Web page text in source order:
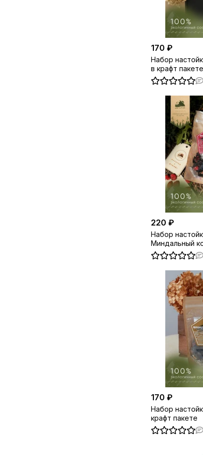
170 ₽
Набор
в крафт пакете
220 ₽
Набор
Миндальный
пакете
170 ₽
Набор
крафт пакете